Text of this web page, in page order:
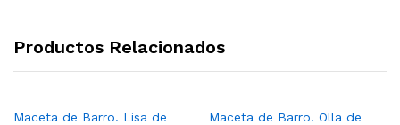
Productos Relacionados
Maceta de Barro. Lisa de
Maceta de Barro. Olla de